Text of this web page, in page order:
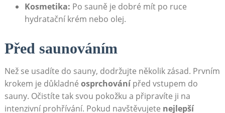
Kosmetika: Po sauně je dobré mít po ruce
hydratační krém nebo olej.
Před saunováním
Než se usadíte do sauny, dodržujte několik zásad. Prvním
krokem je důkladné osprchovánípřed vstupem do
sauny. Očistíte tak svou pokožku a připravíte ji na
intenzivní prohřívání. Pokud navštěvujete nejlepší